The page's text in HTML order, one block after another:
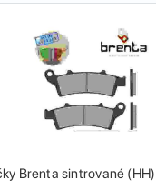
Brenta sintrované